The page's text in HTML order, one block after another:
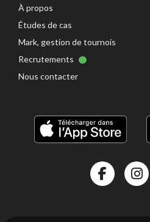
À propos
Études de cas
Mark, gestion de tournois
Recrutements
Nous contacter